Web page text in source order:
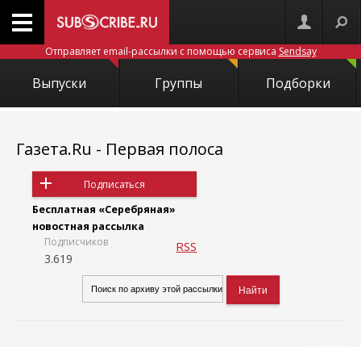
Отправляет email-рассылки с помощью сервиса Sendsay
Выпуски Группы Подборки
Газета.Ru - Первая полоса
Подписаться
Бесплатная «Серебряная»
новостная рассылка
Подписчиков
3.619
RSS